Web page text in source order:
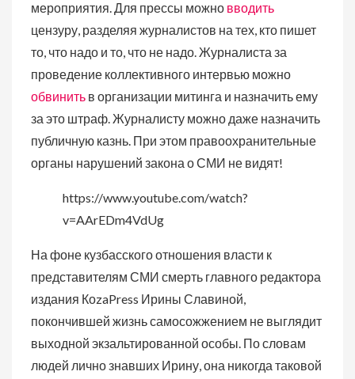
мероприятия. Для прессы можно вводить
цензуру, разделяя журналистов на тех, кто пишет
то, что надо и то, что не надо. Журналиста за
проведение коллективного интервью можно
обвинить в организации митинга и назначить ему
за это штраф. Журналисту можно даже назначить
публичную казнь. При этом правоохранительные
органы нарушений закона о СМИ не видят!
https://www.youtube.com/watch?
v=AArEDm4VdUg
На фоне кузбасского отношения власти к
представителям СМИ смерть главного редактора
издания КоzaPress Ирины Славиной,
покончившей жизнь самосожжением не выглядит
выходной экзальтированной особы. По словам
людей лично знавших Ирину, она никогда таковой